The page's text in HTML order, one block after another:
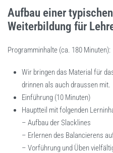
Aufbau einer
Weiterbildung für
Programminhalte (ca. 180 Minuten):
Wir bringen das Material für
drinnen als auch draussen mit.
Einführung (10 Minuten)
Hauptteil mit folgenden
– Aufbau der Slacklines
– Erlernen des Balancierens
– Vorführung und Üben